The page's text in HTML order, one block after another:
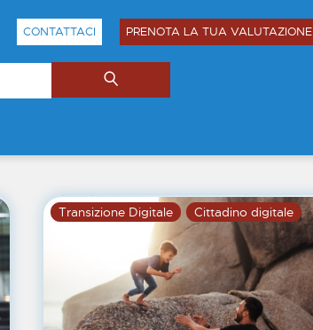
CONTATTACI PRENOTA LA TUA VALUTAZIONE
Transizione Digitale Cittadino digitale